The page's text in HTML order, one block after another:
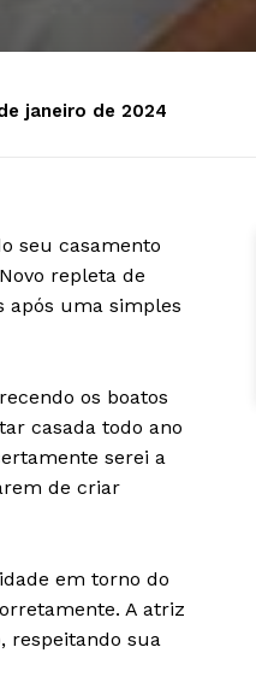
janeiro de 2024
seu casamento
repleta de
após uma simples
os boatos
casada todo ano
serei a
de criar
em torno do
A atriz
respeitando sua